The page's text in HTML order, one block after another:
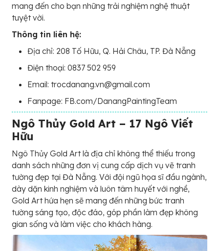
mang đến cho bạn những trải nghiệm nghệ thuật
tuyệt vời.
Thông tin liên hệ:
Địa chỉ: 208 Tố Hữu, Q. Hải Châu, TP. Đà Nẵng
Điện thoại: 0837 502 959
Email: trocdanang.vn@gmail.com
Fanpage: FB.com/DanangPaintingTeam
Ngô Thủy Gold Art – 17 Ngô Viết
Hữu
Ngô Thủy Gold Art là địa chỉ không thể thiếu trong
danh sách những đơn vị cung cấp dịch vụ vẽ tranh
tường đẹp tại Đà Nẵng. Với đội ngũ họa sĩ đầu ngành,
dày dặn kinh nghiệm và luôn tâm huyết với nghề,
Gold Art hứa hẹn sẽ mang đến những bức tranh
tường sáng tạo, độc đáo, góp phần làm đẹp không
gian sống và làm việc cho khách hàng.